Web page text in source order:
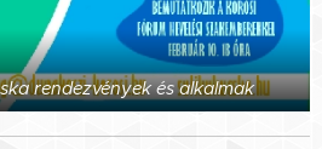
rendezvények és alkalmak